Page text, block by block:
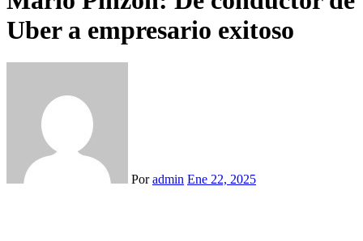
Uber a empresario exitoso
Poradmin Ene 22, 2025